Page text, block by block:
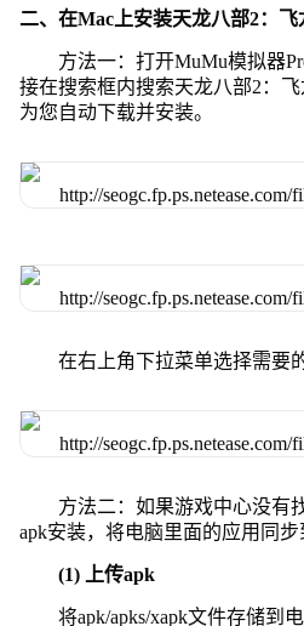
二、在Mac上安装天龙八部2：飞
方法一：打开MuMu模拟器
接在搜索框内搜索天龙八部2：
为您自动下载并安装。
在右上角下拉菜单选择需要
方法二：如果游戏中心没有
apk安装，将电脑里面的应用同步
(1) 上传apk
将apk/apks/xapk文件存储到